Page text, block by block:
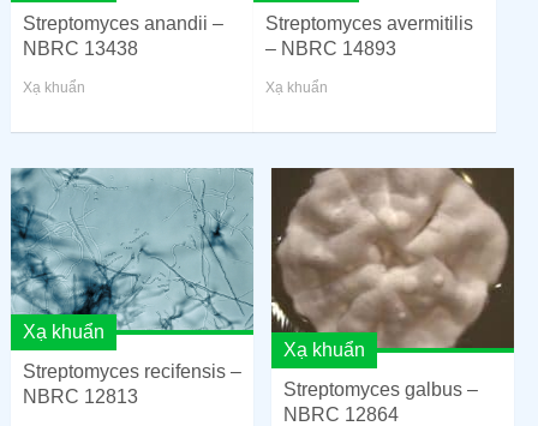
Streptomyces anandii –
NBRC 13438
Xạ khuẩn
Streptomyces avermitilis
– NBRC 14893
Xạ khuẩn
Xạ khuẩn
Streptomyces recifensis –
NBRC 12813
Xạ khuẩn
Streptomyces galbus –
NBRC 12864